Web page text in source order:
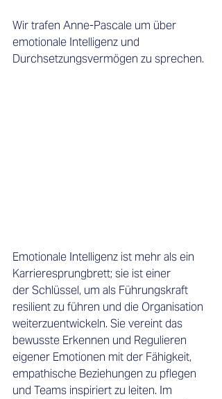
Wir trafen Anne-Pascale um über
emotionale Intelligenz und
Durchsetzungsvermögen zu sprechen.
Emotionale Intelligenz ist mehr als ein
Karrieresprungbrett; sie ist einer
der Schlüssel, um als Führungskraft
resilient zu führen und die Organisation
weiterzuentwickeln. Sie vereint das
bewusste Erkennen und Regulieren
eigener Emotionen mit der Fähigkeit,
empathische Beziehungen zu pflegen
und Teams inspiriert zu leiten. Im